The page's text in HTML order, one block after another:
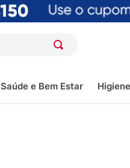
Saúde e Bem Estar